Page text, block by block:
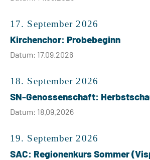
17. September 2026
Kirchenchor: Probebeginn
Datum: 17.09.2026
18. September 2026
SN-Genossenschaft:
Datum: 18.09.2026
19. September 2026
SAC: Regionenkurs Sommer